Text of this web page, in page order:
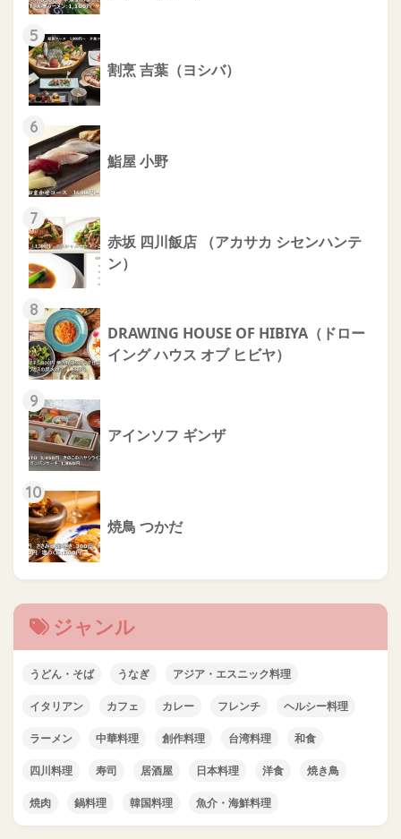
5
割烹 吉葉（ヨシバ）
6
鮨屋 小野
7
赤坂 四川飯店 （アカサカ シセンハンテ
ン）
8
DRAWING HOUSE OF HIBIYA（ドロー
イング ハウス オブ ヒビヤ）
9
アインソフ ギンザ
10
焼鳥 つかだ
ジャンル
うどん・そば うなぎ アジア・エスニック料理
イタリアン カフェ カレー フレンチ ヘルシー料理
ラーメン 中華料理 創作料理 台湾料理 和食
四川料理 寿司 居酒屋 日本料理 洋食 焼き鳥
焼肉 鍋料理 韓国料理 魚介・海鮮料理